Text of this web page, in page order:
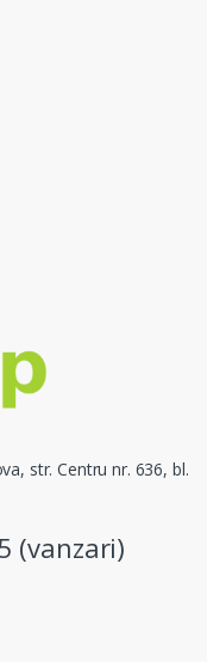
str. Centru nr. 636, bl.
(vanzari)